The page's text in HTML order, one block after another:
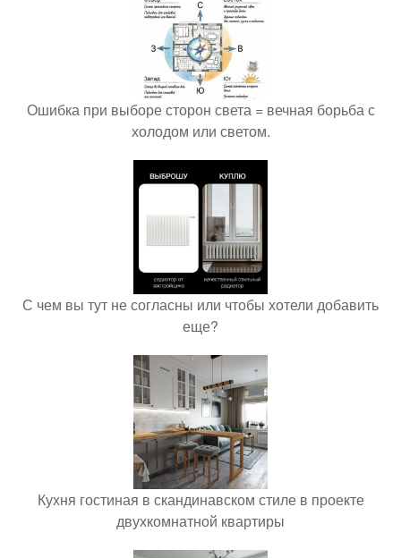
Ошибка при выборе сторон света = вечная борьба с
холодом или светом.
С чем вы тут не согласны или чтобы хотели добавить
еще?
Кухня гостиная в скандинавском стиле в проекте
двухкомнатной квартиры